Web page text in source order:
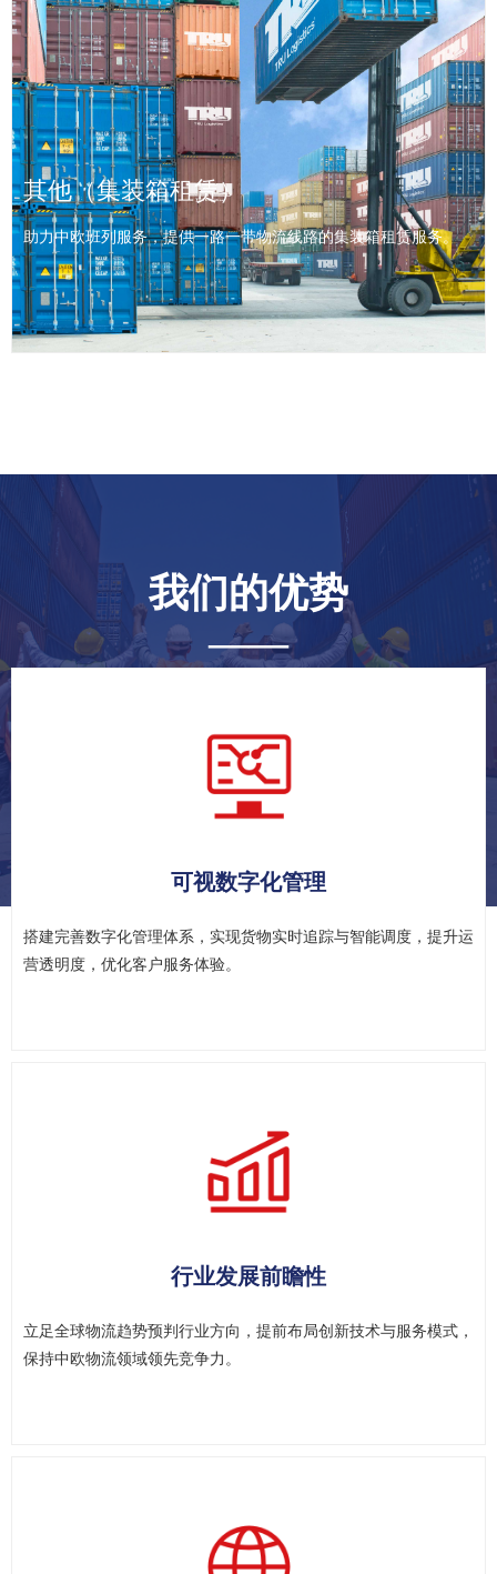
多式联运
结合公路、铁路、空运、海运等物流方式，将货物从起运地高效、
无缝转运至目的地的一体化物流服务，整合各运输方式优势以优化
成本与时效。
查看详情 >>
其他（集装箱租赁）
助力中欧班列服务，提供一路一带物流线路的集装箱租赁服务。
其他（集装箱租赁）
我们的优势
——
专家服务团队
我们组建专业服务团队并开设一对一专属窗口，可实时响应需求、
精准对接，高效解决运输全流程问题。​
定制化物流方案​
结合中欧物流场景与客户需求，我们量身设计专属运输方案，灵活
适配不 同货型与时效要求，满足个性化需求。​